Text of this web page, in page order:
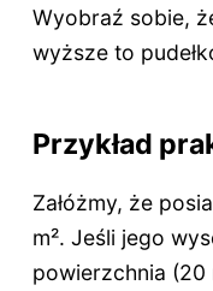
Wyobraź sobie,
wyższe to
Przykład
Załóżmy, że
m². Jeśli jego
powierzchnia (20